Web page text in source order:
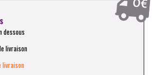
dessous
livraison
livraison